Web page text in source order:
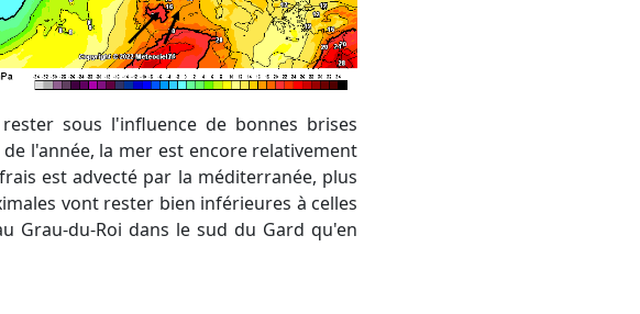
l'année, la mer est encore relativement
est advecté par la méditerranée, plus
vont rester bien inférieures à celles
Grau-du-Roi dans le sud du Gard qu'en